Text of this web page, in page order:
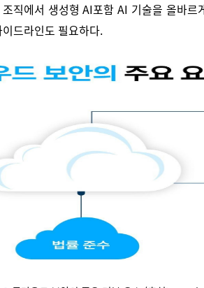
직에서 생성형 AI포함 AI 기술을 올바
드라인도 필요하다.